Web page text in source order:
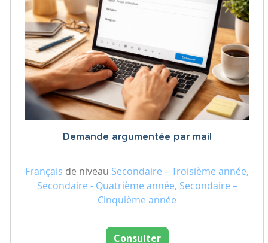
Demande argumentée par mail
Français de niveau Secondaire – Troisième année,
Secondaire - Quatrième année, Secondaire –
Cinquième année
Consulter